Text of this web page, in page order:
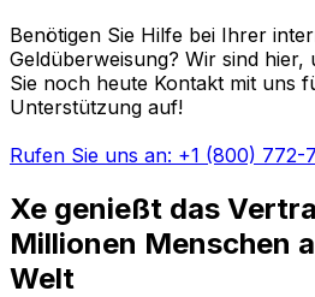
Benötigen Sie Hilfe bei Ihrer
Geldüberweisung? Wir sind
Sie noch heute Kontakt mit uns
Unterstützung auf!
Rufen Sie uns an: +1 (800) 772-
Xe genießt das
Millionen Menschen
Welt